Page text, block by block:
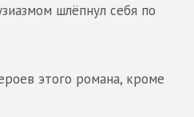
шлёпнул себя по
этого романа, кроме